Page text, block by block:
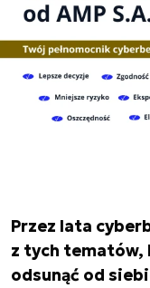
Przez lata
z tych tematów,
odsunąć od